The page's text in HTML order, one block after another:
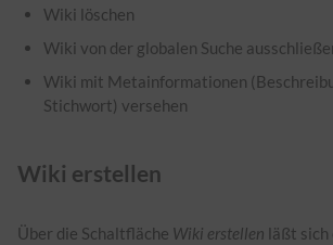
Wiki löschen
Wiki von der globalen Suche
Wiki mit Metainformationen
Stichwort) versehen
Wiki erstellen
Über die Schaltfläche Wiki erstellen läßt sich